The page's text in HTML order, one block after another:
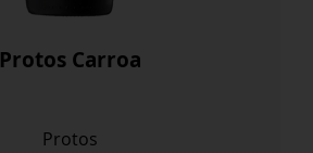
Protos Carroa
Protos